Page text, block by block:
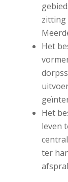
zitting
Het
Het
leven
ter